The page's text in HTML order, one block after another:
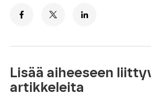
Lisää aiheeseen
artikkeleita